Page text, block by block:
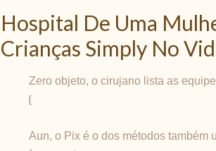
Hospital De Uma
Crianças Simply No
Zero objeto, o cirujano lista as
{
Aun, o Pix é o dos métodos também